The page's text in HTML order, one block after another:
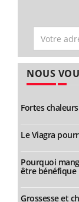
NOUS
Fortes
Le Viagra
Pourquoi
être bénéfique
Grossesse et